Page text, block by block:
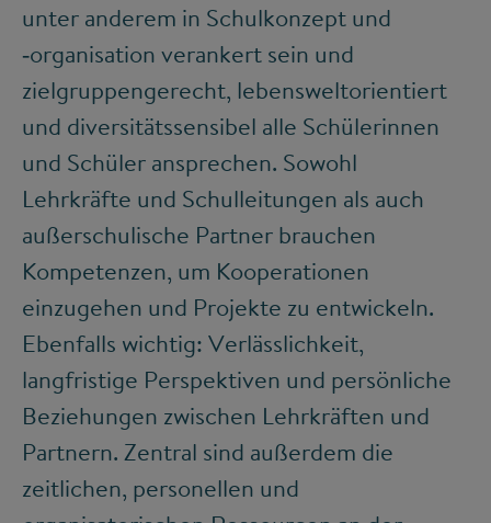
unter anderem in Schulkonzept und
‑organisation verankert sein und
zielgruppengerecht, lebensweltorientiert
und diversitätssensibel alle Schülerinnen
und Schüler ansprechen. Sowohl
Lehrkräfte und Schulleitungen als auch
außerschulische Partner brauchen
Kompetenzen, um Kooperationen
einzugehen und Projekte zu entwickeln.
Ebenfalls wichtig: Verlässlichkeit,
langfristige Perspektiven und persönliche
Beziehungen zwischen Lehrkräften und
Partnern. Zentral sind außerdem die
zeitlichen, personellen und